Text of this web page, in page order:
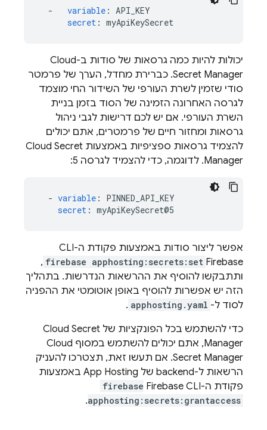
- variable : API_KEY
secret : myApiKeySecret
יכולות להיות כמה גרסאות של סודות ב-Cloud
Secret Manager. כברירת מחדל, הערך של פרמטר
סודי שזמין לשרת העורפי של השידור החי מוצמד
לגרסה האחרונה הזמינה של הסוד בזמן בניית
השרת העורפי. אם יש לכם דרישות לגבי ניהול
גרסאות ומחזור חיים של פרמטרים, אתם יכולים
להצמיד גרסאות ספציפיות באמצעות Cloud Secret
Manager. לדוגמה, כדי להצמיד לגרסה 5:
- variable :
PINNED_API_KEY
secret : myApiKeySecret@5
אפשר ליצור סודות באמצעות פקודת ה-CLI‏
Firebase
firebase apphosting:secrets:set
,
ותתבקשו להוסיף את ההרשאות הנדרשות. בתהליך
הזה יש אפשרות להוסיף באופן אוטומטי את ההפניה
לסוד ל- apphosting.yaml
.
כדי להשתמש בכל הפונקציות של Cloud Secret
Manager, אתם יכולים להשתמש במסוף Cloud
Secret Manager. אם תעשו זאת, תצטרכו להעניק
הרשאות ל-backend של
App Hosting באמצעות
פקודת ה-CLI‏
Firebase
firebase
apphosting:secrets:grantaccess
.